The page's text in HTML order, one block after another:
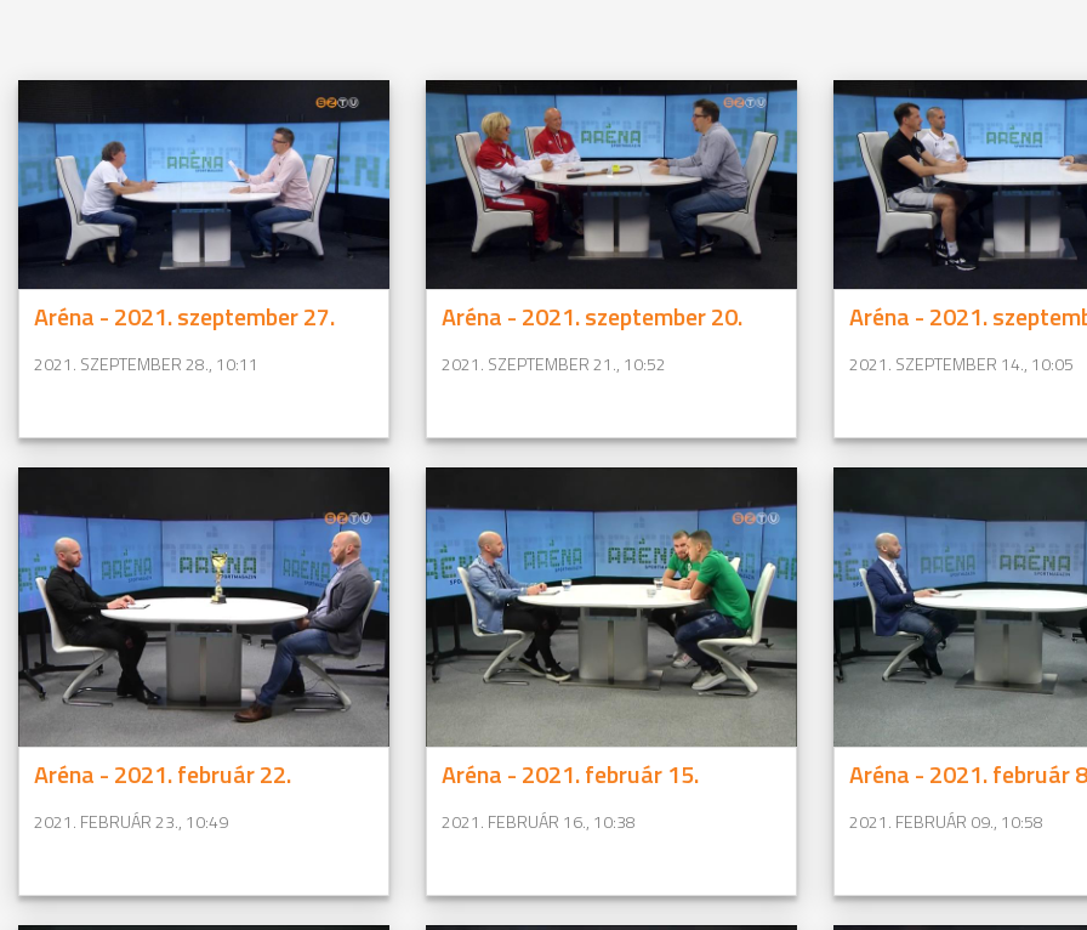
Aréna - 2021. szeptember 27.
2021. SZEPTEMBER 28., 10:11
Aréna - 2021. szeptember 20.
2021. SZEPTEMBER 21., 10:52
Aréna - 2021.
2021. SZEPTEMBER 14., 10:05
Aréna - 2021. február 22.
2021. FEBRUÁR 23., 10:49
Aréna - 2021. február 15.
2021. FEBRUÁR 16., 10:38
Aréna - 2021. február
2021. FEBRUÁR 09., 10:58